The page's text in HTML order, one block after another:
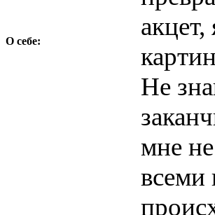
О себе:
Не
мне
всеми